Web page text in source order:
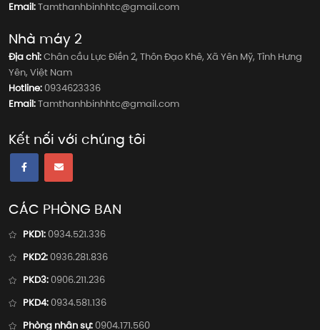
Email:Tamthanhbinhhtc@gmail.com
Nhà máy 2
Địa chỉ:Chân cầu Lực Điền 2, Thôn Đạo Khê, Xã Yên Mỹ, Tỉnh Hưng
Yên, Việt Nam
Hotline:0934623336
Email:Tamthanhbinhhtc@gmail.com
Kết nối với chúng tôi
CÁC PHÒNG BAN
PKD1:0934.521.336
PKD2:0936.281.836
PKD3:0906.211.236
PKD4:0934.581.136
Phòng nhân sự:0904.171.560